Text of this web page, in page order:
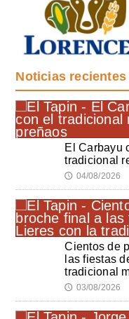
Noticias recientes
El Carbayu
tradicional
🕔 04/08/2026
Cientos de
las fiestas
tradicional
🕔 03/08/2026